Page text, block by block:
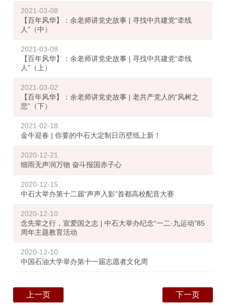
2021-03-08
【百年风华】：余老师讲党史故事 | 寻找中共建党“牵线
人”（中）
2021-03-08
【百年风华】：余老师讲党史故事 | 寻找中共建党“牵线
人”（上）
2021-03-02
【百年风华】：余老师讲党史故事 | 老共产党人的“风树之
悲”（下）
2021-02-18
金牛迎春 | 你要的中石大定制日历壁纸上新！
2020-12-21
细雨无声润万物 奋斗报国赤子心
2020-12-15
中石大举办第十二届“声声入影”首都高校配音大赛
2020-12-10
念先辈之行，宣爱国之志 | 中石大举办纪念“一二·九运动”85
周年主题教育活动
2020-12-10
中国石油大学举办第十一届志愿者文化周
上一页 下一页